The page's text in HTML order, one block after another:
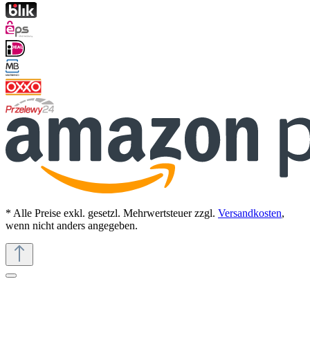
* Alle Preise exkl. gesetzl. Mehrwertsteuer zzgl. Versandkosten,
wenn nicht anders angegeben.